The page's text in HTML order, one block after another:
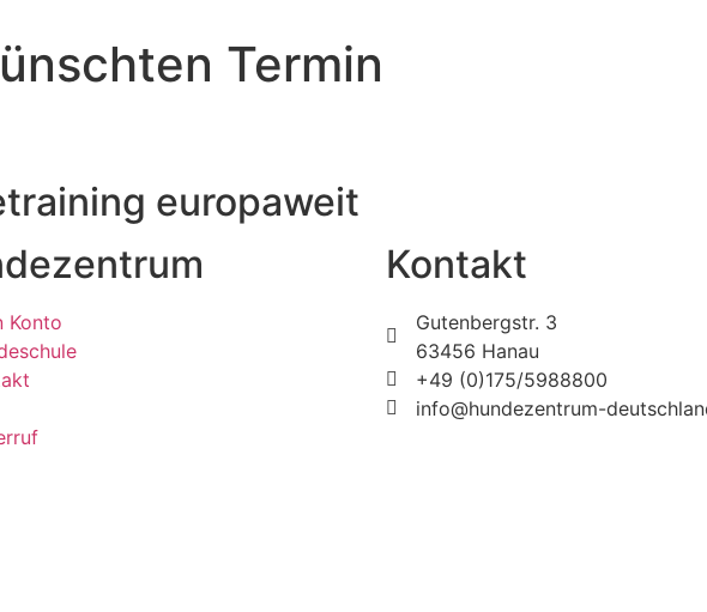
Termin
europaweit
Konto
Kontakt
Gutenbergstr. 3
63456 Hanau
+49 (0)175/5988800
info@hundezentrum-